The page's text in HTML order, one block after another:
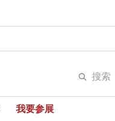
搜索
我要参展